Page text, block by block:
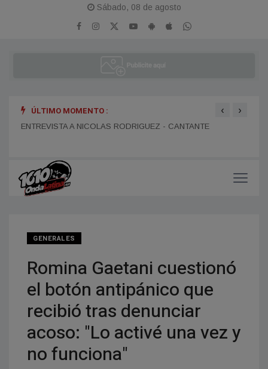
Sábado, 08 de agosto
ÚLTIMO MOMENTO :
ENTREVISTA A DANIEL DARTIGUELONGUE - FUNDADOR DE
‹ ›
GENERALES
Romina Gaetani cuestionó
el botón antipánico que
recibió tras denunciar
acoso: "Lo activé una vez y
no funciona"